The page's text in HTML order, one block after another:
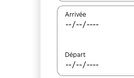
Arrivée
Départ